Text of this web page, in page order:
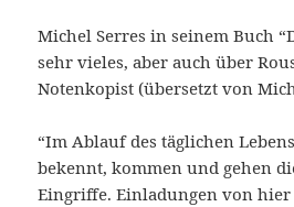
Michel Serres in seinem Buch
sehr vieles, aber auch über
Notenkopist (übersetzt von
“Im Ablauf des täglichen
bekennt, kommen und gehen
Eingriffe. Einladungen von